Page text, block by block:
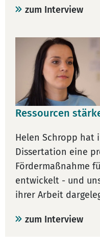
zum Interview
Ressourcen
Helen Schropp hat
Dissertation eine
Fördermaßnahme
entwickelt - und
ihrer Arbeit
zum Interview